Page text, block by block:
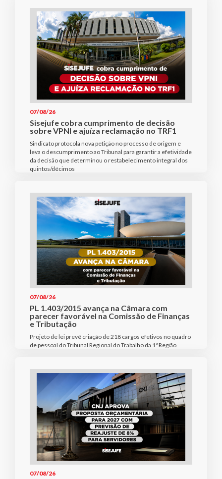
07/08/26
Sisejufe cobra cumprimento de decisão
sobre VPNI e ajuíza reclamação no TRF1
Sindicato protocola nova petição no processo de origem e
leva o descumprimento ao Tribunal para garantir a efetividade
da decisão que determinou o restabelecimento integral dos
quintos/décimos
07/08/26
PL 1.403/2015 avança na Câmara com
parecer favorável na Comissão de Finanças
e Tributação
Projeto de lei prevê criação de 218 cargos efetivos no quadro
de pessoal do Tribunal Regional do Trabalho da 1ª Região
07/08/26